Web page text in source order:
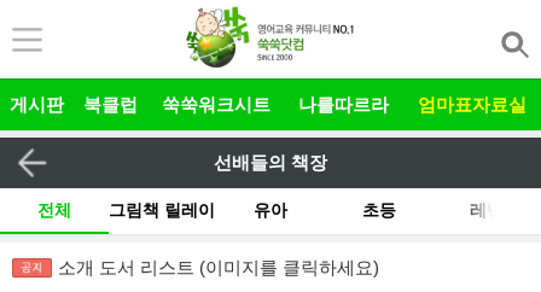
게시판 북클럽 쑥쑥워크시트 나를따르라 엄마표자료실
선배들의 책장
전체 그림책 릴레이 유아 초등 레벨
소개 도서 리스트 (이미지를 클릭하세요)